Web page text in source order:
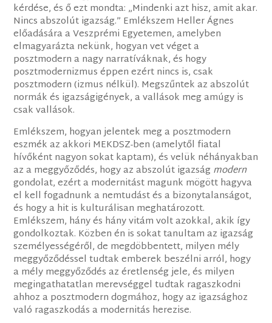
kérdése, és ő ezt mondta: „Mindenki azt hisz, amit akar.
Nincs abszolút igazság.” Emlékszem Heller Ágnes
előadására a Veszprémi Egyetemen, amelyben
elmagyarázta nekünk, hogyan vet véget a
posztmodern a nagy narratíváknak, és hogy
posztmodernizmus éppen ezért nincs is, csak
posztmodern (izmus nélkül). Megszűntek az abszolút
normák és igazságigények, a vallások meg amúgy is
csak vallások.
Emlékszem, hogyan jelentek meg a posztmodern
eszmék az akkori MEKDSZ-ben (amelytől fiatal
hívőként nagyon sokat kaptam), és velük néhányakban
az a meggyőződés, hogy az abszolút igazságmodern
gondolat, ezért a modernitást magunk mögött hagyva
el kell fogadnunk a nemtudást és a bizonytalanságot,
és hogy a hit is kulturálisan meghatározott.
Emlékszem, hány és hány vitám volt azokkal, akik így
gondolkoztak. Közben én is sokat tanultam az igazság
személyességéről, de megdöbbentett, milyen mély
meggyőződéssel tudtak emberek beszélni arról, hogy
a mély meggyőződés az éretlenség jele, és milyen
megingathatatlan merevséggel tudtak ragaszkodni
ahhoz a posztmodern dogmához, hogy az igazsághoz
való ragaszkodás a modernitás herezise.